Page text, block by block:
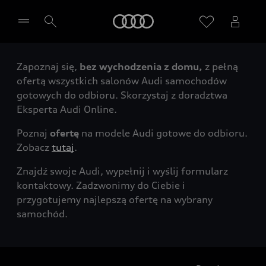
Wybierz Twojego Partnera Audi
Zapoznaj się, bez wychodzenia z domu, z pełną
ofertą wszystkich salonów Audi samochodów
gotowych do odbioru. Skorzystaj z doradztwa
Eksperta Audi Online.
Poznaj ofertę na modele Audi gotowe do odbioru.
Zobacz tutaj.
Znajdź swoje Audi, wypełnij i wyślij formularz
kontaktowy. Zadzwonimy do Ciebie i
przygotujemy najlepszą ofertę na wybrany
samochód.